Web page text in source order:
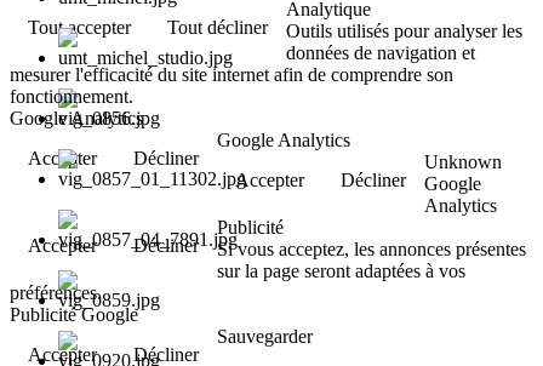
Tout accepter
Tout décliner
Analytique
Outils utilisés pour analyser les
données de navigation et
mesurer l'efficacité du site internet afin de comprendre son
fonctionnement.
Google Analytics
Accepter
Décliner
Google Analytics
Accepter
Décliner
Unknown
Google
Analytics
Accepter
Décliner
Publicité
Si vous acceptez, les annonces présentes
sur la page seront adaptées à vos
préférences.
Publicité Google
Accepter
Décliner
Sauvegarder